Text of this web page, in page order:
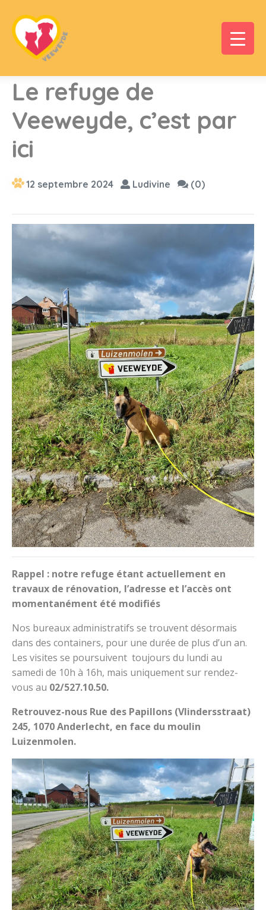
Le refuge de
Veeweyde, c’est par
ici
12 septembre 2024 Ludivine (0)
Rappel : notre refuge étant actuellement en
travaux de rénovation, l’adresse et l’accès ont
momentanément été modifiés
Nos bureaux administratifs se trouvent désormais
dans des containers, pour une durée de plus d’un an.
Les visites se poursuivent toujours du lundi au
samedi de 10h à 16h, mais uniquement sur rendez-
vous au 02/527.10.50.
Retrouvez-nous Rue des Papillons (Vlindersstraat)
245, 1070 Anderlecht, en face du moulin
Luizenmolen.